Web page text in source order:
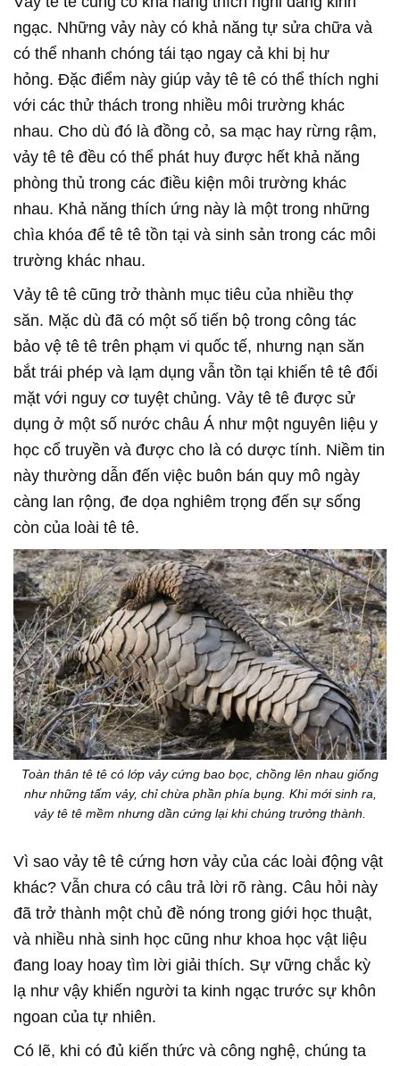
ngạc. Những vảy này có khả năng tự sửa chữa và
có thể nhanh chóng tái tạo ngay cả khi bị hư
hỏng. Đặc điểm này giúp vảy tê tê có thể thích nghi
với các thử thách trong nhiều môi trường khác
nhau. Cho dù đó là đồng cỏ, sa mạc hay rừng rậm,
vảy tê tê đều có thể phát huy được hết khả năng
phòng thủ trong các điều kiện môi trường khác
nhau. Khả năng thích ứng này là một trong những
chìa khóa để tê tê tồn tại và sinh sản trong các môi
trường khác nhau.
Vảy tê tê cũng trở thành mục tiêu của nhiều thợ
săn. Mặc dù đã có một số tiến bộ trong công tác
bảo vệ tê tê trên phạm vi quốc tế, nhưng nạn săn
bắt trái phép và lạm dụng vẫn tồn tại khiến tê tê đối
mặt với nguy cơ tuyệt chủng. Vảy tê tê được sử
dụng ở một số nước châu Á như một nguyên liệu y
học cổ truyền và được cho là có dược tính. Niềm tin
này thường dẫn đến việc buôn bán quy mô ngày
càng lan rộng, đe dọa nghiêm trọng đến sự sống
còn của loài tê tê.
Toàn thân tê tê có lớp vảy cứng bao bọc, chồng lên nhau giống
như những tấm vảy, chỉ chừa phần phía bụng. Khi mới sinh ra,
vảy tê tê mềm nhưng dần cứng lại khi chúng trưởng thành.
Vì sao vảy tê tê cứng hơn vảy của các loài động vật
khác? Vẫn chưa có câu trả lời rõ ràng. Câu hỏi này
đã trở thành một chủ đề nóng trong giới học thuật,
và nhiều nhà sinh học cũng như khoa học vật liệu
đang loay hoay tìm lời giải thích. Sự vững chắc kỳ
lạ như vậy khiến người ta kinh ngạc trước sự khôn
ngoan của tự nhiên.
Có lẽ, khi có đủ kiến thức và công nghệ, chúng ta